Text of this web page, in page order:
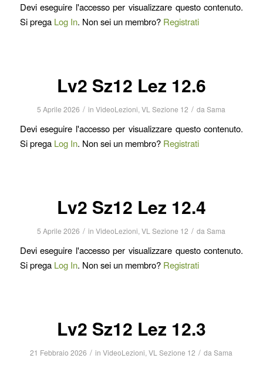
Devi eseguire l'accesso per visualizzare questo contenuto.
Si prega Log In. Non sei un membro? Registrati
Lv2 Sz12 Lez 12.6
5 Aprile 2026 / inVideoLezioni,VL Sezione 12 / daSama
Devi eseguire l'accesso per visualizzare questo contenuto.
Si prega Log In. Non sei un membro? Registrati
Lv2 Sz12 Lez 12.4
5 Aprile 2026 / inVideoLezioni,VL Sezione 12 / daSama
Devi eseguire l'accesso per visualizzare questo contenuto.
Si prega Log In. Non sei un membro? Registrati
Lv2 Sz12 Lez 12.3
21 Febbraio 2026 / inVideoLezioni,VL Sezione 12 / daSama